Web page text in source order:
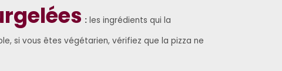
: les ingrédients qui la
si vous êtes végétarien, vérifiez que la pizza ne